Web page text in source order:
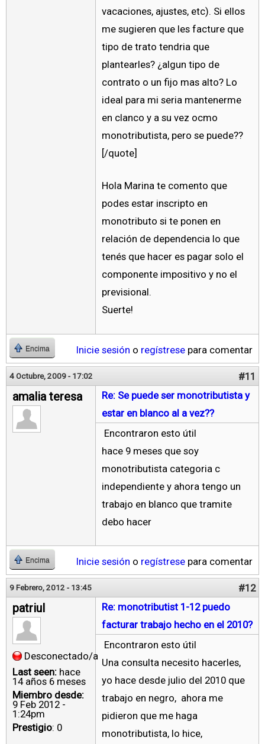
vacaciones, ajustes, etc). Si ellos
me sugieren que les facture que
tipo de trato tendria que
plantearles? ¿algun tipo de
contrato o un fijo mas alto? Lo
ideal para mi seria mantenerme
en clanco y a su vez ocmo
monotributista, pero se puede??
[/quote]
Hola Marina te comento que
podes estar inscripto en
monotributo si te ponen en
relación de dependencia lo que
tenés que hacer es pagar solo el
componente impositivo y no el
previsional.
Suerte!
Encima Inicie sesión o regístrese para comentar
4 Octubre, 2009 - 17:02 #11
amalia teresa
Re: Se puede ser monotributista y
estar en blanco al a vez??
Encontraron esto útil
hace 9 meses que soy
monotributista categoria c
independiente y ahora tengo un
trabajo en blanco que tramite
debo hacer
Encima Inicie sesión o regístrese para comentar
9 Febrero, 2012 - 13:45 #12
patriul
Desconectado/a
Last seen: hace
14 años 6 meses
Miembro desde:
9 Feb 2012 -
1:24pm
Prestigio: 0
Re: monotributist 1-12 puedo
facturar trabajo hecho en el 2010?
Encontraron esto útil
Una consulta necesito hacerles,
yo hace desde julio del 2010 que
trabajo en negro, ahora me
pidieron que me haga
monotributista, lo hice,